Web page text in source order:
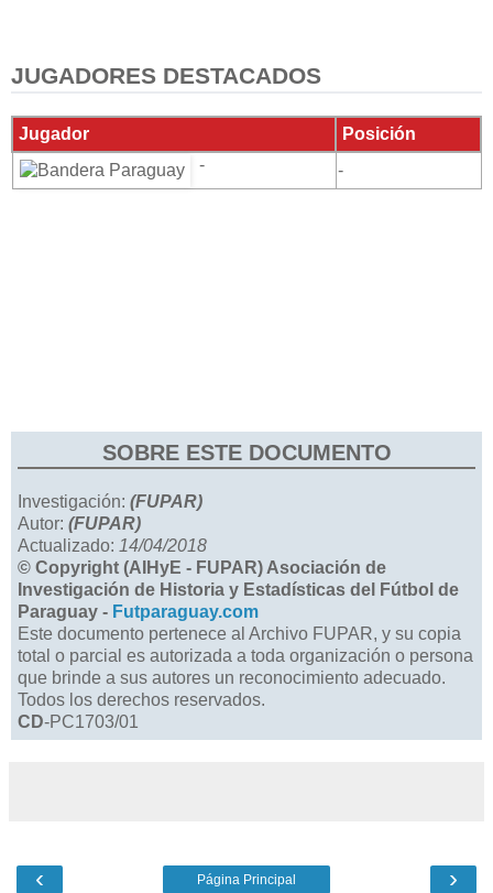
JUGADORES DESTACADOS
Jugador
Posición
-
-
SOBRE ESTE DOCUMENTO
Investigación: (FUPAR)
Autor: (FUPAR)
Actualizado: 14/04/2018
© Copyright (AIHyE - FUPAR) Asociación de
Investigación de Historia y Estadísticas del Fútbol de
Paraguay - Futparaguay.com
Este documento pertenece al Archivo FUPAR, y su copia
total o parcial es autorizada a toda organización o persona
que brinde a sus autores un reconocimiento adecuado.
Todos los derechos reservados.
CD-PC1703/01
‹ ›
Página Principal